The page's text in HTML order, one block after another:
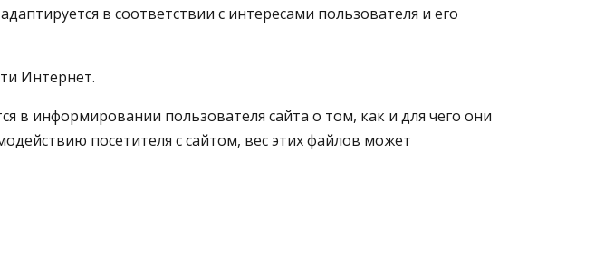
в соответствии с интересами пользователя и его
Интернет.
в информировании пользователя сайта о том, как и для чего они
посетителя с сайтом, вес этих файлов может